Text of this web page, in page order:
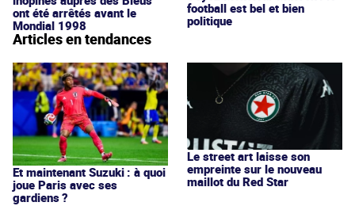
ont été arrêtés avant le
Mondial 1998
football est bel et bien
politique
Articles en tendances
Et maintenant Suzuki : à quoi
joue Paris avec ses
gardiens ?
Le street art laisse son
empreinte sur le nouveau
maillot du Red Star